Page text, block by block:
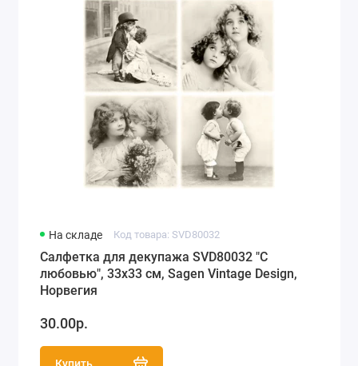
Города мира, путешествия (78)
Морская тематика (66)
Любовь, свадьба (74)
Разное (63)
Детство, игрушки, рисунки для детей (118)
На складе Код товара: SVD80032
Салфетка для декупажа SVD80032 "С
любовью", 33х33 см, Sagen Vintage Design,
Норвегия
30.00р.